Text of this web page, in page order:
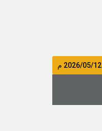
2026/05/12 م